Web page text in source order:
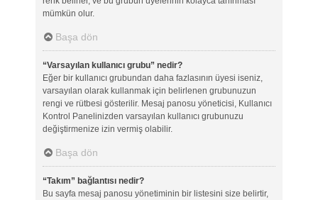
mümkün olur.
Başa dön
“Varsayılan kullanıcı grubu” nedir?
Eğer bir kullanıcı grubundan daha fazlasının üyesi iseniz,
varsayılan olarak kullanmak için belirlenen grubunuzun
rengi ve rütbesi gösterilir. Mesaj panosu yöneticisi, Kullanıcı
Kontrol Panelinizden varsayılan kullanıcı grubunuzu
değiştirmenize izin vermiş olabilir.
Başa dön
“Takım” bağlantısı nedir?
Bu sayfa mesaj panosu yönetiminin bir listesini size belirtir,